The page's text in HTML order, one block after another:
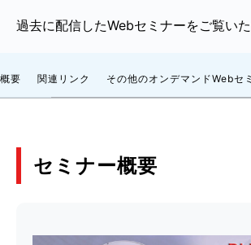
過去に配信したWebセミナーをご覧いた
要 関連リンク その他のオンデマンドWebセ
セミナー概要